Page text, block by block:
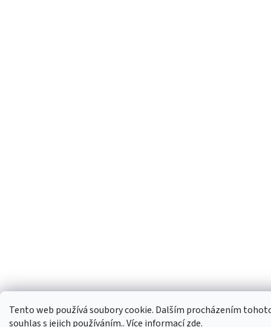
Tento web používá soubory cookie. Dalším procházením
souhlas s jejich používáním.. Více informacízde.